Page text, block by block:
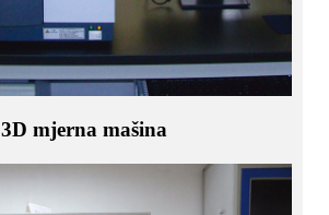
3D mjerna mašina